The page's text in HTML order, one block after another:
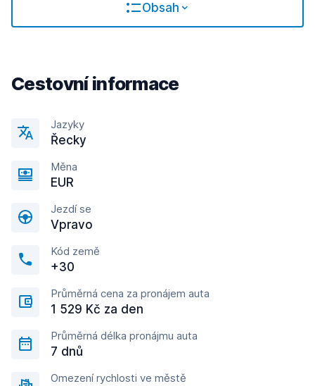
Obsah
Cestovní informace
Jazyky
Řecky
Měna
EUR
Jezdí se
Vpravo
Kód země
+30
Průměrná cena za pronájem auta
1 529 Kč za den
Průměrná délka pronájmu auta
7 dnů
Omezení rychlosti ve městě